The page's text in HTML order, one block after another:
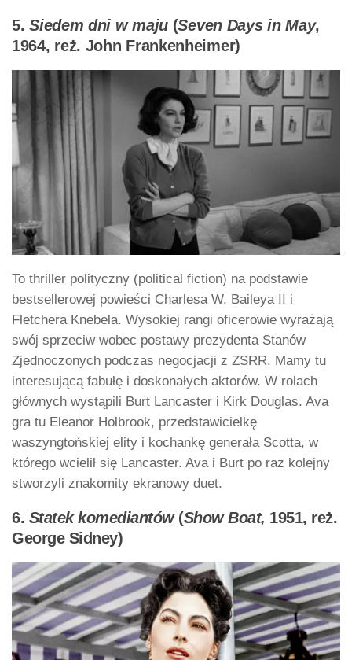
5.Siedem dni w maju (Seven Days in May,
1964, reż. John Frankenheimer)
To thriller polityczny (political fiction) na podstawie
bestsellerowej powieści Charlesa W. Baileya II i
Fletchera Knebela. Wysokiej rangi oficerowie wyrażają
swój sprzeciw wobec postawy prezydenta Stanów
Zjednoczonych podczas negocjacji z ZSRR. Mamy tu
interesującą fabułę i doskonałych aktorów. W rolach
głównych wystąpili Burt Lancaster i Kirk Douglas. Ava
gra tu Eleanor Holbrook, przedstawicielkę
waszyngtońskiej elity i kochankę generała Scotta, w
którego wcielił się Lancaster. Ava i Burt po raz kolejny
stworzyli znakomity ekranowy duet.
6. Statek komediantów(Show Boat, 1951, reż.
George Sidney)